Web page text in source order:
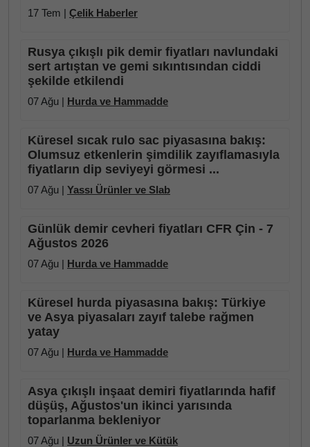
17 Tem | Çelik Haberler
Rusya çıkışlı pik demir fiyatları navlundaki
sert artıştan ve gemi sıkıntısından ciddi
şekilde etkilendi
07 Ağu | Hurda ve Hammadde
Küresel sıcak rulo sac piyasasına bakış:
Olumsuz etkenlerin şimdilik zayıflamasıyla
fiyatların dip seviyeyi görmesi ...
07 Ağu | Yassı Ürünler ve Slab
Günlük demir cevheri fiyatları CFR Çin - 7
Ağustos 2026
07 Ağu | Hurda ve Hammadde
Küresel hurda piyasasına bakış: Türkiye
ve Asya piyasaları zayıf talebe rağmen
yatay
07 Ağu | Hurda ve Hammadde
Asya çıkışlı inşaat demiri fiyatlarında hafif
düşüş, Ağustos'un ikinci yarısında
toparlanma bekleniyor
07 Ağu | Uzun Ürünler ve Kütük